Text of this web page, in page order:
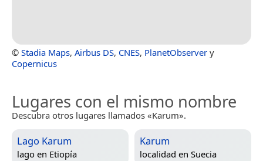
© Stadia Maps, Airbus DS, CNES, PlanetObserver y
Copernicus
Lugares con el mismo nombre
Descubra otros lugares llamados «Karum».
Lago Karum
lago en Etiopía
Karum
localidad en Suecia